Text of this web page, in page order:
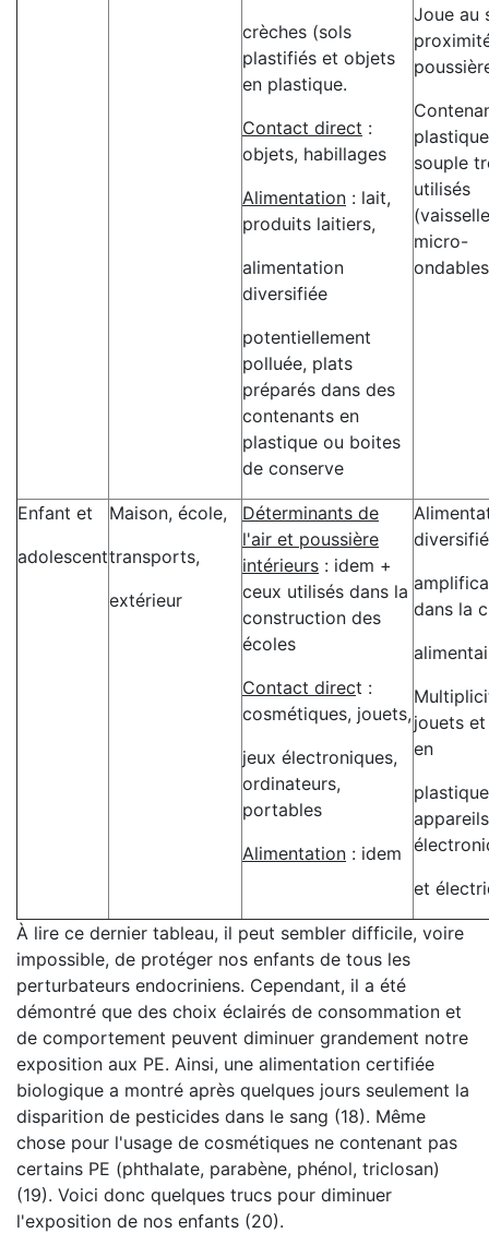
crèches (sols
plastifiés et objets
en plastique.
Contact direct :
objets, habillages
Alimentation : lait,
produits laitiers,
alimentation
diversifiée
potentiellement
polluée, plats
préparés dans des
contenants en
plastique ou boites
de conserve
Joue au
plastique
souple
utilisés
micro-
Enfant et
adolescent
Maison, école,
transports,
extérieur
Déterminants de
l'air et poussière
intérieurs : idem +
ceux utilisés dans la
construction des
écoles
Contact direct :
cosmétiques, jouets,
jeux électroniques,
ordinateurs,
portables
Alimentation : idem
dans la
jouets
en
appareils
et
À lire ce dernier tableau, il peut sembler difficile, voire
impossible, de protéger nos enfants de tous les
perturbateurs endocriniens. Cependant, il a été
démontré que des choix éclairés de consommation et
de comportement peuvent diminuer grandement notre
exposition aux PE. Ainsi, une alimentation certifiée
biologique a montré après quelques jours seulement la
disparition de pesticides dans le sang (18). Même
chose pour l'usage de cosmétiques ne contenant pas
certains PE (phthalate, parabène, phénol, triclosan)
(19). Voici donc quelques trucs pour diminuer
l'exposition de nos enfants (20).